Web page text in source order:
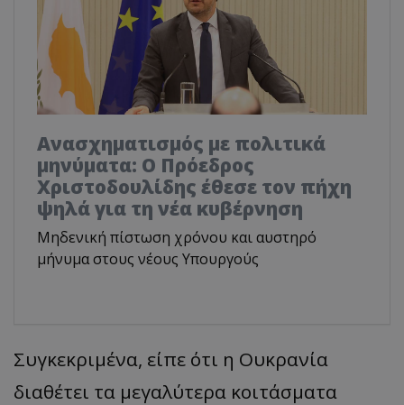
Ανασχηματισμός με πολιτικά
μηνύματα: Ο Πρόεδρος
Χριστοδουλίδης έθεσε τον πήχη
ψηλά για τη νέα κυβέρνηση
Μηδενική πίστωση χρόνου και αυστηρό
μήνυμα στους νέους Υπουργούς
Συγκεκριμένα, είπε ότι η Ουκρανία
διαθέτει τα μεγαλύτερα κοιτάσματα